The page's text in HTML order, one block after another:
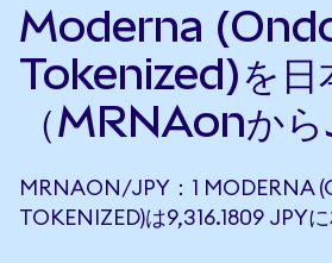
Moderna
Tokenized)を日
（MRNAonから
MRNAON/JPY：1 MODERNA
TOKENIZED)は9,316.1809 JPY